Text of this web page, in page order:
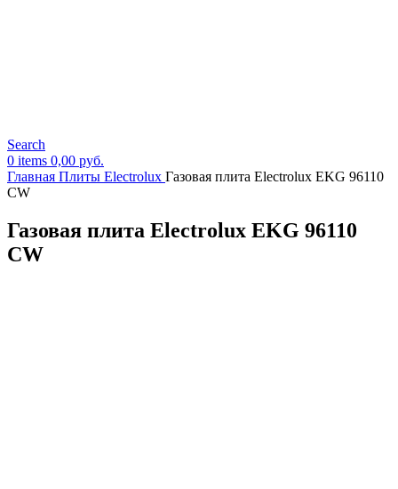
Search
0 items 0,00 руб.
Главная Плиты Electrolux Газовая плита Electrolux EKG 96110
CW
Газовая плита Electrolux EKG 96110
CW